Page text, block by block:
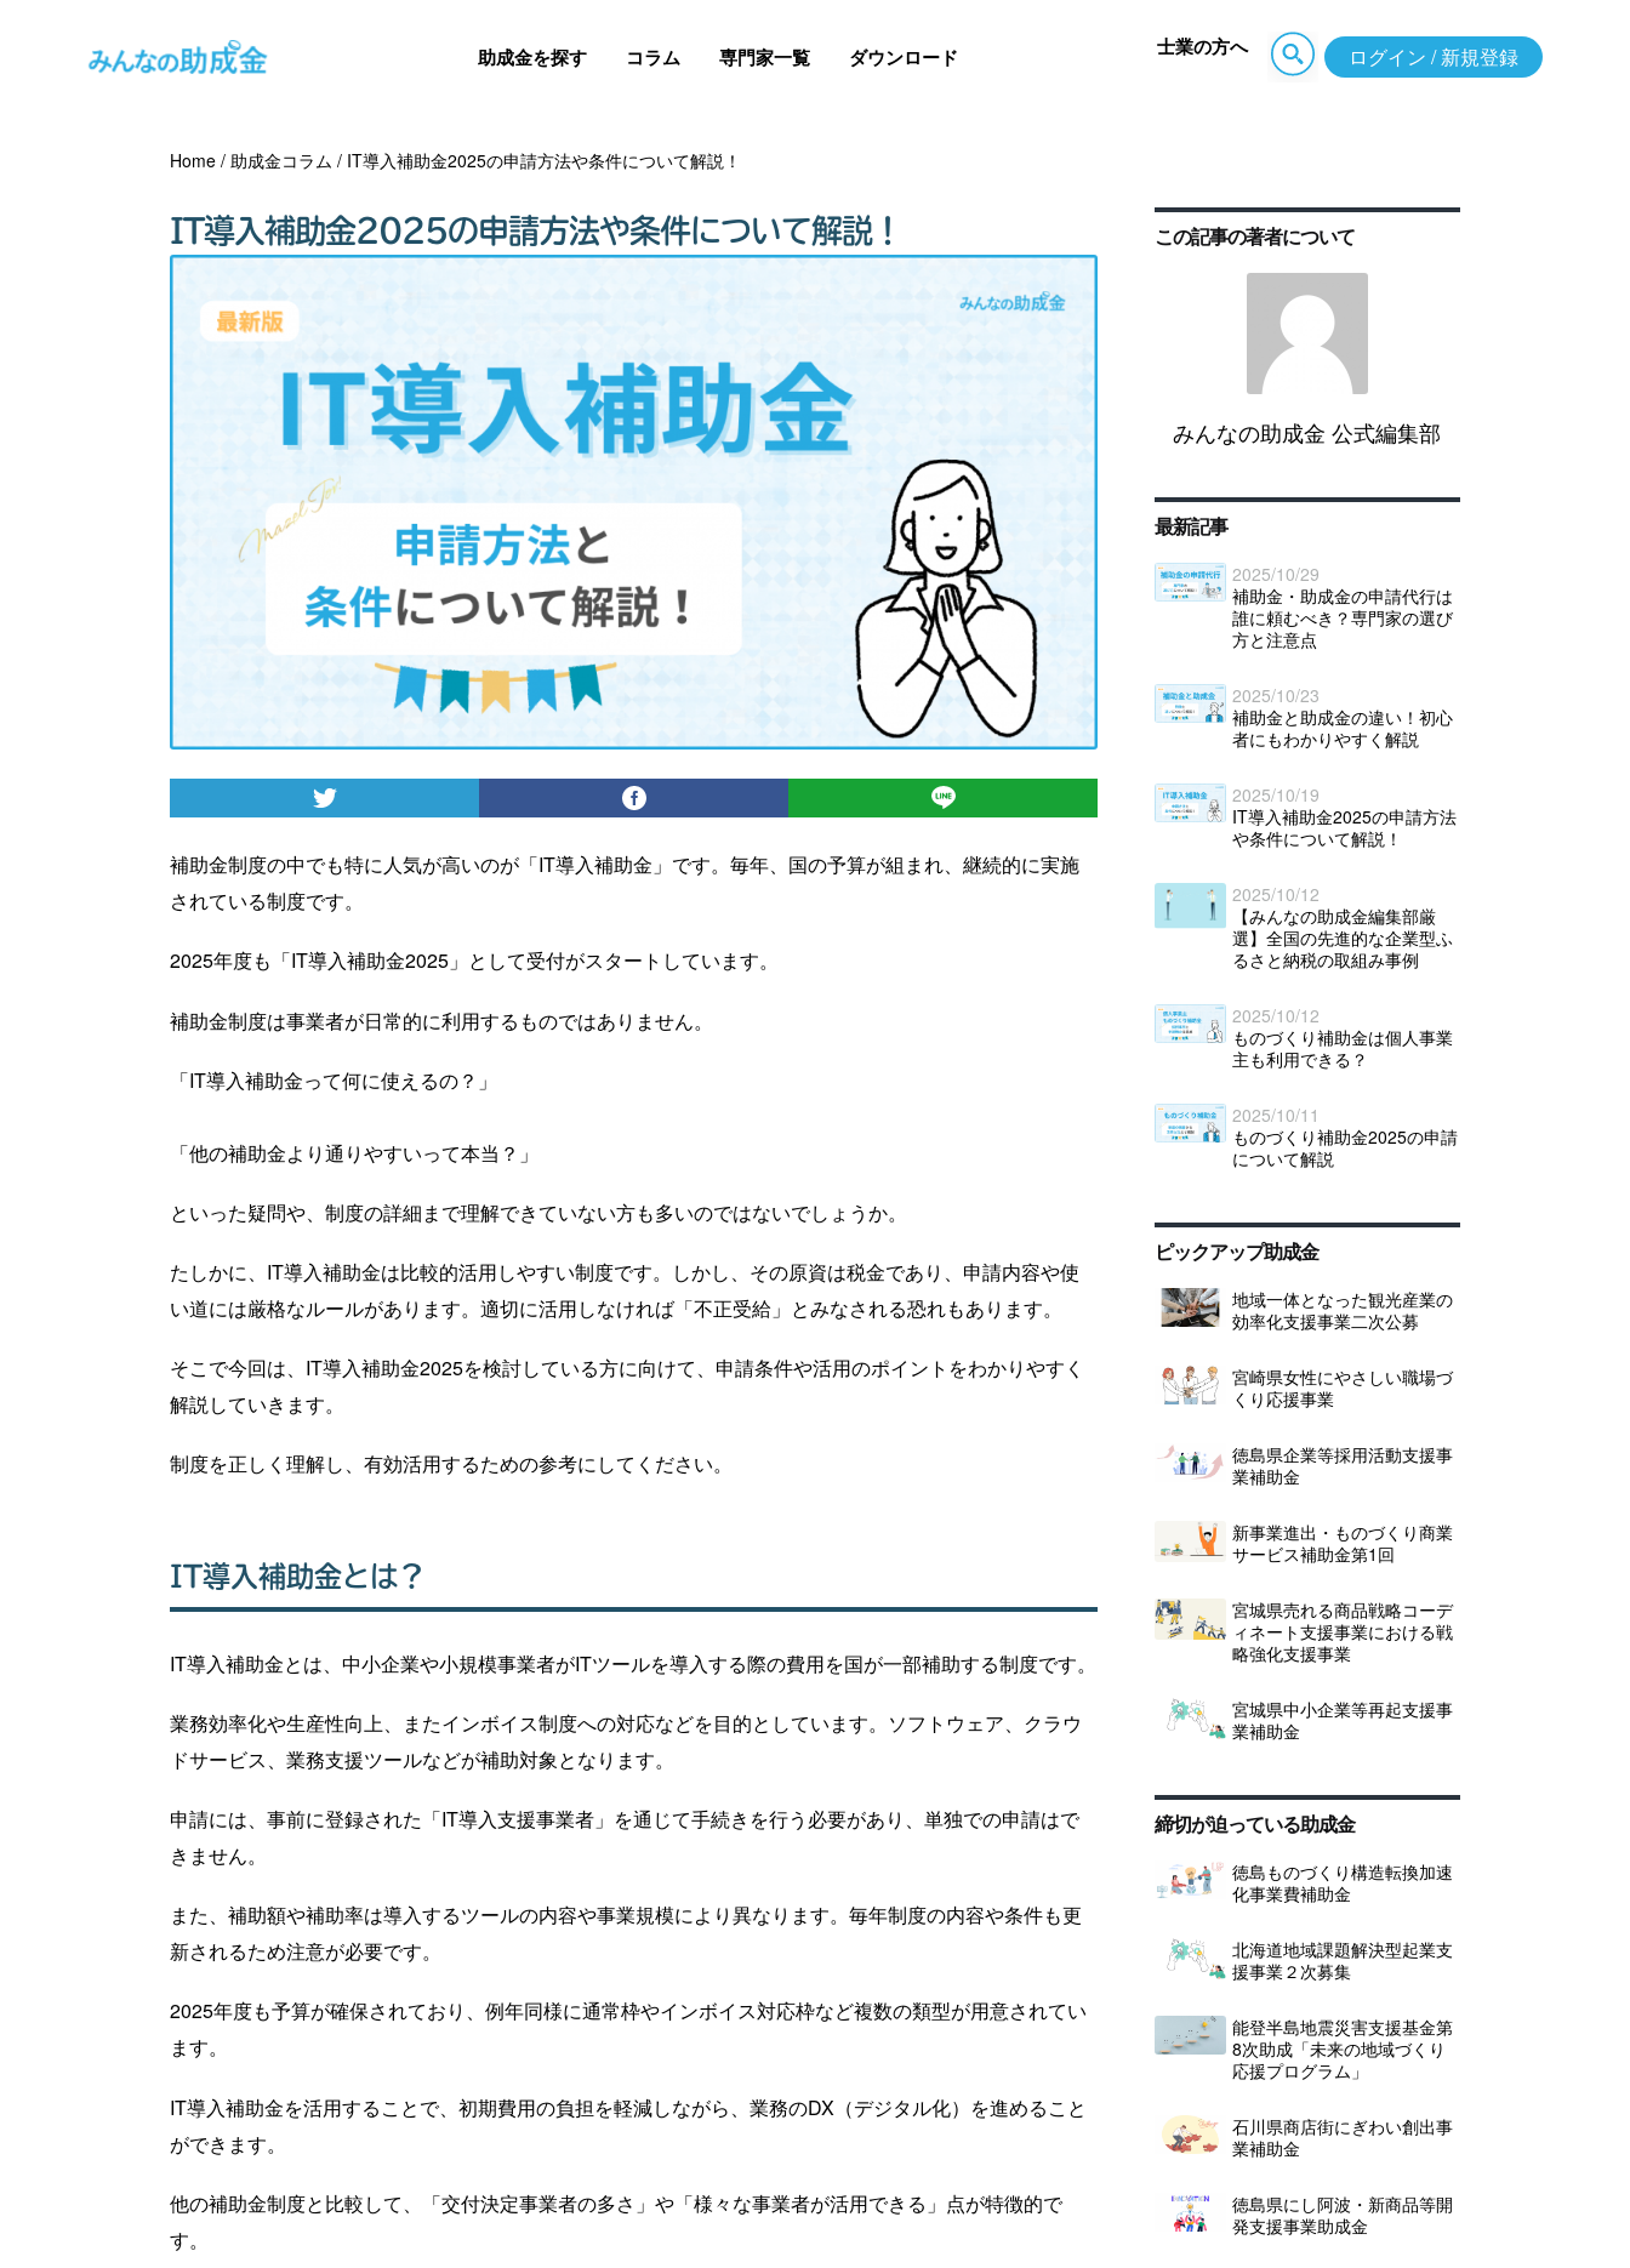
助成金を探す コラム 専門家一覧 ダウンロード 士業の方へ ログイン / 新規登録
Home /助成金コラム / IT導入補助金2025の申請方法や条件について解説！
IT導入補助金2025の申請方法や条件について解説！
補助金制度の中でも特に人気が高いのが「IT導入補助金」です。毎年、国の予算が組まれ、継続的に実施
されている制度です。
2025年度も「IT導入補助金2025」として受付がスタートしています。
補助金制度は事業者が日常的に利用するものではありません。
「IT導入補助金って何に使えるの？」
「他の補助金より通りやすいって本当？」
といった疑問や、制度の詳細まで理解できていない方も多いのではないでしょうか。
たしかに、IT導入補助金は比較的活用しやすい制度です。しかし、その原資は税金であり、申請内容や使
い道には厳格なルールがあります。適切に活用しなければ「不正受給」とみなされる恐れもあります。
そこで今回は、IT導入補助金2025を検討している方に向けて、申請条件や活用のポイントをわかりやすく
解説していきます。
制度を正しく理解し、有効活用するための参考にしてください。
IT導入補助金とは？
IT導入補助金とは、中小企業や小規模事業者がITツールを導入する際の費用を国が一部補助する制度です。
業務効率化や生産性向上、またインボイス制度への対応などを目的としています。ソフトウェア、クラウ
ドサービス、業務支援ツールなどが補助対象となります。
申請には、事前に登録された「IT導入支援事業者」を通じて手続きを行う必要があり、単独での申請はで
きません。
また、補助額や補助率は導入するツールの内容や事業規模により異なります。毎年制度の内容や条件も更
新されるため注意が必要です。
2025年度も予算が確保されており、例年同様に通常枠やインボイス対応枠など複数の類型が用意されてい
ます。
IT導入補助金を活用することで、初期費用の負担を軽減しながら、業務のDX（デジタル化）を進めること
ができます。
他の補助金制度と比較して、「交付決定事業者の多さ」や「様々な事業者が活用できる」点が特徴的で
す。
この記事の著者について
みんなの助成金 公式編集部
最新記事
2025/10/29
補助金・助成金の申請代行は
誰に頼むべき？専門家の選び
方と注意点
2025/10/23
補助金と助成金の違い！初心
者にもわかりやすく解説
2025/10/19
IT導入補助金2025の申請方法
や条件について解説！
2025/10/12
【みんなの助成金編集部厳
選】全国の先進的な企業型ふ
るさと納税の取組み事例
2025/10/12
ものづくり補助金は個人事業
主も利用できる？
2025/10/11
ものづくり補助金2025の申請
について解説
ピックアップ助成金
地域一体となった観光産業の
効率化支援事業二次公募
宮崎県女性にやさしい職場づ
くり応援事業
徳島県企業等採用活動支援事
業補助金
新事業進出・ものづくり商業
サービス補助金第1回
宮城県売れる商品戦略コーデ
ィネート支援事業における戦
略強化支援事業
宮城県中小企業等再起支援事
業補助金
締切が迫っている助成金
徳島ものづくり構造転換加速
化事業費補助金
北海道地域課題解決型起業支
援事業２次募集
能登半島地震災害支援基金第
8次助成「未来の地域づくり
応援プログラム」
石川県商店街にぎわい創出事
業補助金
徳島県にし阿波・新商品等開
発支援事業助成金